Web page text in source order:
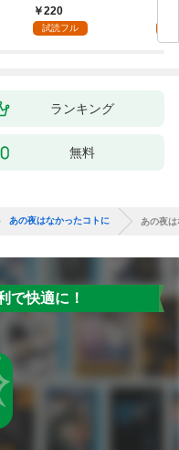
くんのイキすぎた執着
にハメ堕とされる～(1)
220
試読フル
ま
～
ランキング
無料
あの夜はなかったコトに あの夜
で快適に！